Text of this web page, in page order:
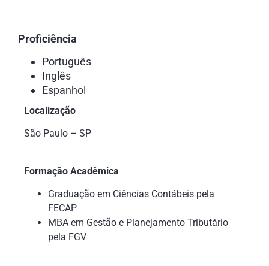
Proficiência
Português
Inglês
Espanhol
Localização
São Paulo – SP
Formação Acadêmica
Graduação em Ciências Contábeis pela
FECAP
MBA em Gestão e Planejamento Tributário
pela FGV